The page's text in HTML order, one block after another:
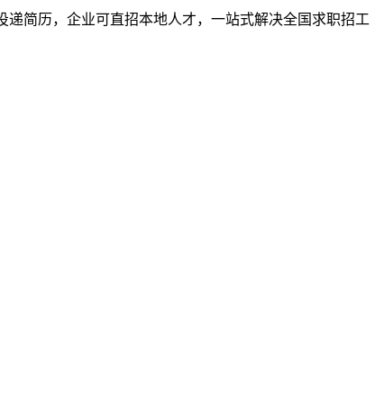
简历，企业可直招本地人才，一站式解决全国求职招工